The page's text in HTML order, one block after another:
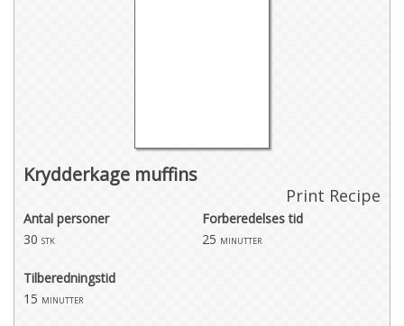
Krydderkage muffins
Print Recipe
Antal personer
Forberedelses tid
30 stk 25 minutter
Tilberedningstid
15 minutter